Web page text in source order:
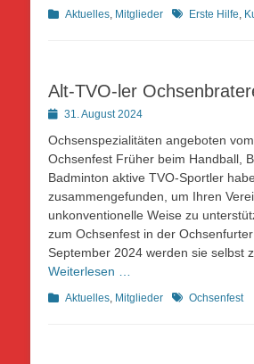
Kategorien
Aktuelles, Mitglieder Schlagworte
Erste Hilfe,
Alt-TVO-ler
Posted31. August 2024
Ochsenspezialitäten angeboten
Ochsenfest Früher beim Handball,
Badminton aktive TVO-Sportler
zusammengefunden, um Ihren
unkonventionelle Weise zu
zum Ochsenfest in der
September 2024 werden sie selbst
Weiterlesen …
Kategorien
Aktuelles, Mitglieder Schlagworte
Ochsenfest